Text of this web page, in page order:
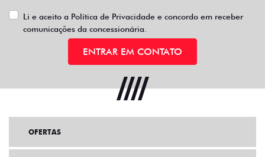
Li e aceito a Política de Privacidade e concordo em receber
comunicações da concessionária.
ENTRAR EM CONTATO
OFERTAS